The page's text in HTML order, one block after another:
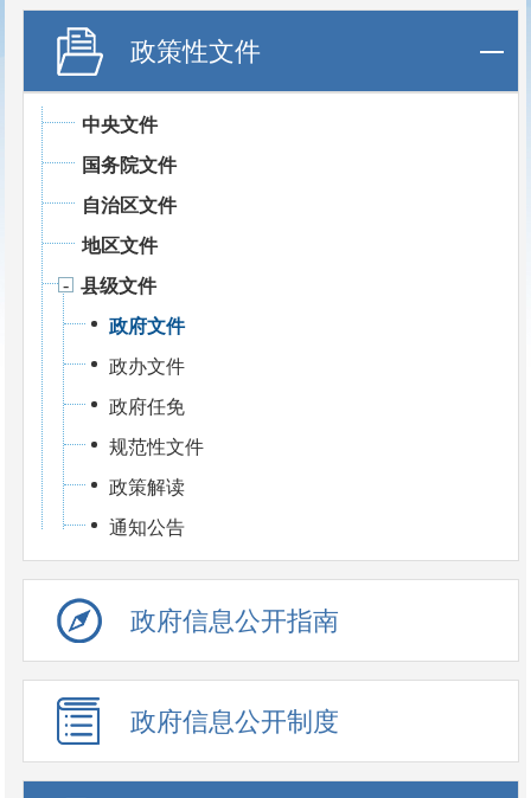
政策性文件
中央文件
国务院文件
自治区文件
地区文件
县级文件
政府文件
政办文件
政府任免
规范性文件
政策解读
通知公告
政府信息公开指南
政府信息公开制度